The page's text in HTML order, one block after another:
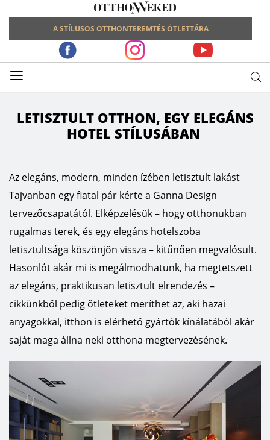
A STÍLUSOS OTTHONTEREMTÉS ÖTLETTÁRA
≡
LETISZTULT OTTHON, EGY ELEGÁNS
HOTEL STÍLUSÁBAN
Az elegáns, modern, minden ízében letisztult lakást
Tajvanban egy fiatal pár kérte a Ganna Design
tervezőcsapatától. Elképzelésük – hogy otthonukban
rugalmas terek, és egy elegáns hotelszoba
letisztultsága köszönjön vissza – kitűnően megvalósult.
Hasonlót akár mi is megálmodhatunk, ha megtetszett
az elegáns, praktikusan letisztult elrendezés –
cikkünkből pedig ötleteket meríthet az, aki hazai
anyagokkal, itthon is elérhető gyártók kínálatából akár
saját maga állna neki otthona megtervezésének.